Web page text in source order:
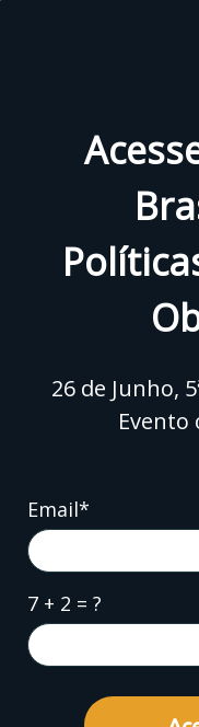
26 de Junho,
Email*
7 + 2 = ?